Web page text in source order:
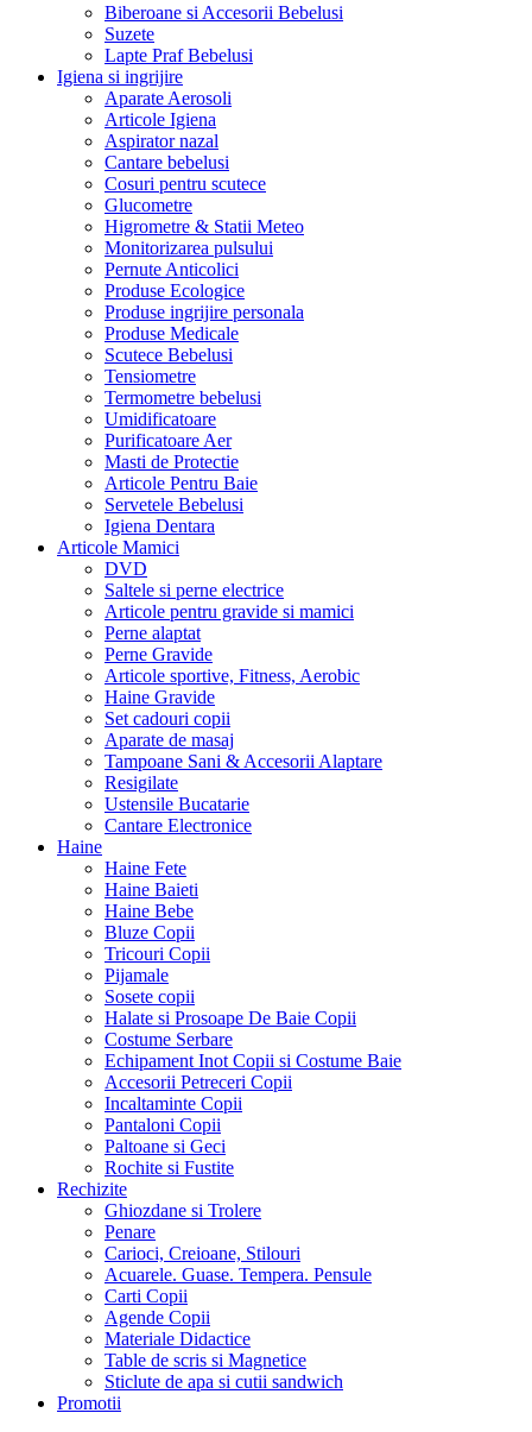
Biberoane si Accesorii Bebelusi
Suzete
Lapte Praf Bebelusi
Igiena si ingrijire
Aparate Aerosoli
Articole Igiena
Aspirator nazal
Cantare bebelusi
Cosuri pentru scutece
Glucometre
Higrometre & Statii Meteo
Monitorizarea pulsului
Pernute Anticolici
Produse Ecologice
Produse ingrijire personala
Produse Medicale
Scutece Bebelusi
Tensiometre
Termometre bebelusi
Umidificatoare
Purificatoare Aer
Masti de Protectie
Articole Pentru Baie
Servetele Bebelusi
Igiena Dentara
Articole Mamici
DVD
Saltele si perne electrice
Articole pentru gravide si mamici
Perne alaptat
Perne Gravide
Articole sportive, Fitness, Aerobic
Haine Gravide
Set cadouri copii
Aparate de masaj
Tampoane Sani & Accesorii Alaptare
Resigilate
Ustensile Bucatarie
Cantare Electronice
Haine
Haine Fete
Haine Baieti
Haine Bebe
Bluze Copii
Tricouri Copii
Pijamale
Sosete copii
Halate si Prosoape De Baie Copii
Costume Serbare
Echipament Inot Copii si Costume Baie
Accesorii Petreceri Copii
Incaltaminte Copii
Pantaloni Copii
Paltoane si Geci
Rochite si Fustite
Rechizite
Ghiozdane si Trolere
Penare
Carioci, Creioane, Stilouri
Acuarele. Guase. Tempera. Pensule
Carti Copii
Agende Copii
Materiale Didactice
Table de scris si Magnetice
Sticlute de apa si cutii sandwich
Promotii